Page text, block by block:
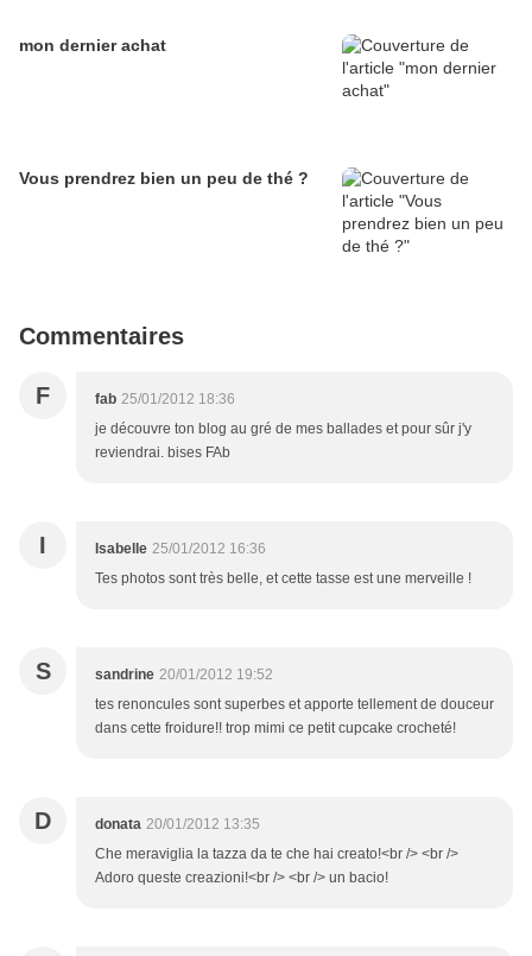
mon dernier achat
Vous prendrez bien un peu de thé ?
Commentaires
F fab 25/01/2012 18:36
je découvre ton blog au gré de mes ballades et pour sûr j'y
reviendrai. bises FAb
I Isabelle 25/01/2012 16:36
Tes photos sont très belle, et cette tasse est une merveille !
S sandrine 20/01/2012 19:52
tes renoncules sont superbes et apporte tellement de douceur
dans cette froidure!! trop mimi ce petit cupcake crocheté!
D donata 20/01/2012 13:35
Che meraviglia la tazza da te che hai creato!<br /> <br />
Adoro queste creazioni!<br /> <br /> un bacio!